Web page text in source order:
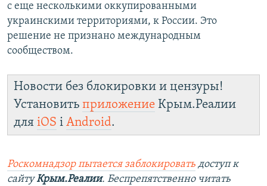
с еще несколькими оккупированными
украинскими территориями, к России. Это
решение не признано международным
сообществом.
Новости без блокировки и цензуры!
Установить приложение Крым.Реалии
для iOS і Android.
Роскомнадзор пытается заблокировать доступ к
сайтуКрым.Реалии. Беспрепятственно читать